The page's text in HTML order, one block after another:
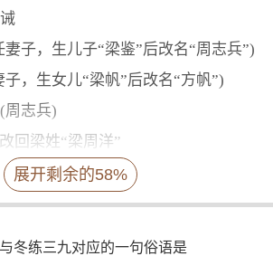
子，生儿子“梁鉴”后改名“周志兵”)
，生女儿“梁帆”后改名“方帆”)
周志兵)
回梁姓“梁周洋”
次婚姻说起
子周如玫，是当时北大校长周培源的
展开剩余的58%
与冬练三九对应的一句俗语是